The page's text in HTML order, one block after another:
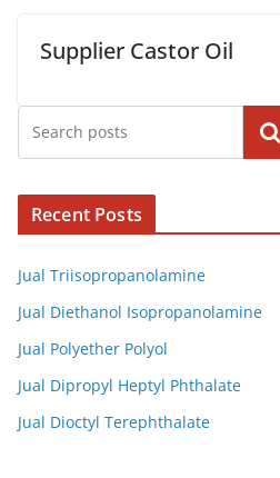
Supplier Castor Oil
Cari
Recent Posts
Jual Triisopropanolamine
Jual Diethanol Isopropanolamine
Jual Polyether Polyol
Jual Dipropyl Heptyl Phthalate
Jual Dioctyl Terephthalate